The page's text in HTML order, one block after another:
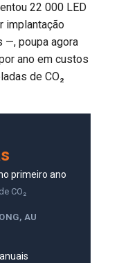
22 000 LED
implantação
—, poupa agora
ano em custos
de CO₂
primeiro ano
CO₂
AU